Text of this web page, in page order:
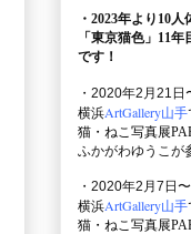
・2023年より10
「東京猫色」 11年
です！
・2020年2月21日
横浜ArtGallery山手
猫・ねこ写真展
ふかがわゆうこが
・2020年2月7日
横浜ArtGallery山手
猫・ねこ写真展